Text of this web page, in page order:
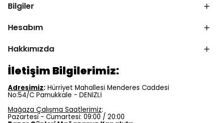
Bilgiler
Hesabım
Hakkımızda
İletişim Bilgilerimiz:
Adresimiz: Hürriyet Mahallesi Menderes Caddesi
No:54/C Pamukkale - DENİZLİ
Mağaza Çalışma Saatlerimiz:
Pazartesi - Cumartesi: 09:00 / 20:00